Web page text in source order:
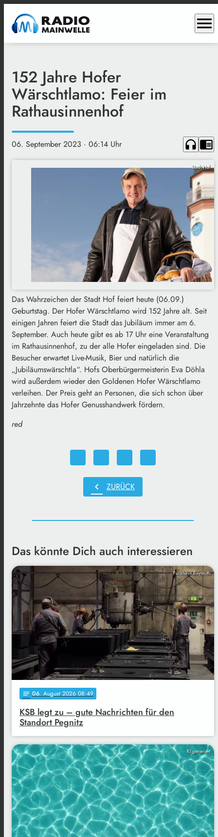
menu
152 Jahre Hofer
Wärschtlamo: Feier im
Rathausinnenhof
06. September 2023 · 06:14 Uhr headphones chrome_reader_mode
Stadt Hof
Das Wahrzeichen der Stadt Hof feiert heute (06.09.)
Geburtstag. Der Hofer Wärschtlamo wird 152 Jahre alt. Seit
einigen Jahren feiert die Stadt das Jubiläum immer am 6.
September. Auch heute gibt es ab 17 Uhr eine Veranstaltung
im Rathausinnenhof, zu der alle Hofer eingeladen sind. Die
Besucher erwartet Live-Musik, Bier und natürlich die
„Jubiläumswärschtla“. Hofs Oberbürgermeisterin Eva Döhla
wird außerdem wieder den Goldenen Hofer Wärschtlamo
verleihen. Der Preis geht an Personen, die sich schon über
Jahrzehnte das Hofer Genusshandwerk fördern.
red
chevron_left ZURÜCK
Das könnte Dich auch interessieren
Funkhaus Bayreuth
notes 06. August 2026 08:49
KSB legt zu – gute Nachrichten für den
Standort Pegnitz
KI generiert